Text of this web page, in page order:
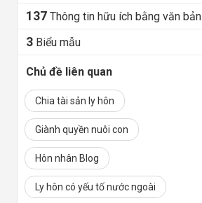
137 Thông tin hữu ích bằng văn bản
3 Biểu mẫu
Chủ đề liên quan
Chia tài sản ly hôn
Giành quyền nuôi con
Hôn nhân Blog
Ly hôn có yếu tố nước ngoài